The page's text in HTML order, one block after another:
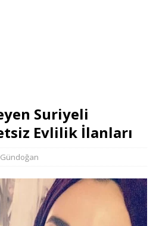
Suriyeli
Evlilik İlanları